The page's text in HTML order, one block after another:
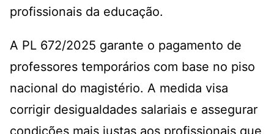
profissionais da educação.
A PL 672/2025 garante o pagamento de
professores temporários com base no piso
nacional do magistério. A medida visa
corrigir desigualdades salariais e assegurar